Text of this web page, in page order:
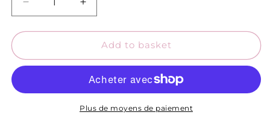
Réduire
la
quantité
Filet
en
Augmenter
la
quantité
Filet
savon
en
coton
Add to basket
Plus de moyens de paiement